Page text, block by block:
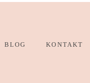
BLOG KONTAKT